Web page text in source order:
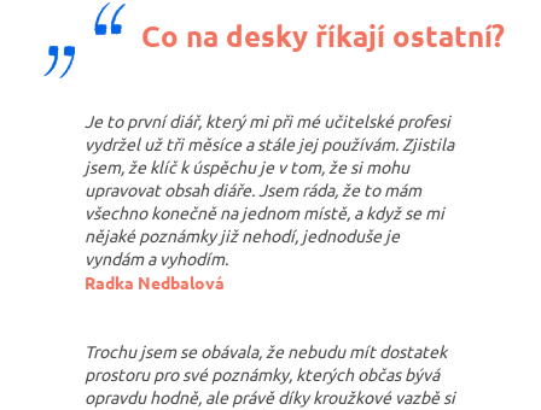
Co na desky říkají ostatní?
Je to první diář, který mi při mé učitelské profesi
vydržel už tři měsíce a stále jej používám. Zjistila
jsem, že klíč k úspěchu je v tom, že si mohu
upravovat obsah diáře. Jsem ráda, že to mám
všechno konečně na jednom místě, a když se mi
nějaké poznámky již nehodí, jednoduše je
vyndám a vyhodím.
Radka Nedbalová
Trochu jsem se obávala, že nebudu mít dostatek
prostoru pro své poznámky, kterých občas bývá
opravdu hodně, ale právě díky kroužkové vazbě si